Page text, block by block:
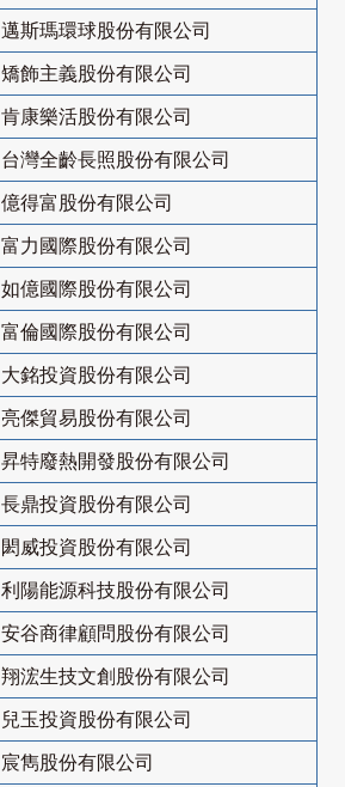
邁斯瑪環球股份有限公司
矯飾主義股份有限公司
肯康樂活股份有限公司
台灣全齡長照股份有限公司
億得富股份有限公司
富力國際股份有限公司
如億國際股份有限公司
富倫國際股份有限公司
大銘投資股份有限公司
亮傑貿易股份有限公司
昇特廢熱開發股份有限公司
長鼎投資股份有限公司
閎威投資股份有限公司
利陽能源科技股份有限公司
安谷商律顧問股份有限公司
翔浤生技文創股份有限公司
兒玉投資股份有限公司
宸雋股份有限公司